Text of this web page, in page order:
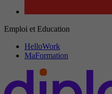
Emploi et Education
HelloWork
MaFormation